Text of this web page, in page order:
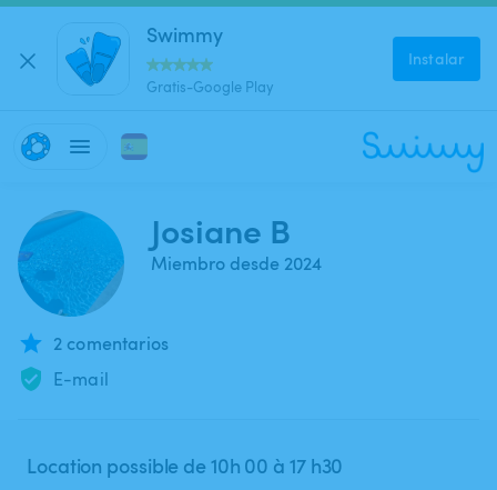
Swimmy
Gratis-Google Play
Instalar
Josiane B
Miembro desde 2024
2 comentarios
E-mail
Location possible de 10h 00 à 17 h30